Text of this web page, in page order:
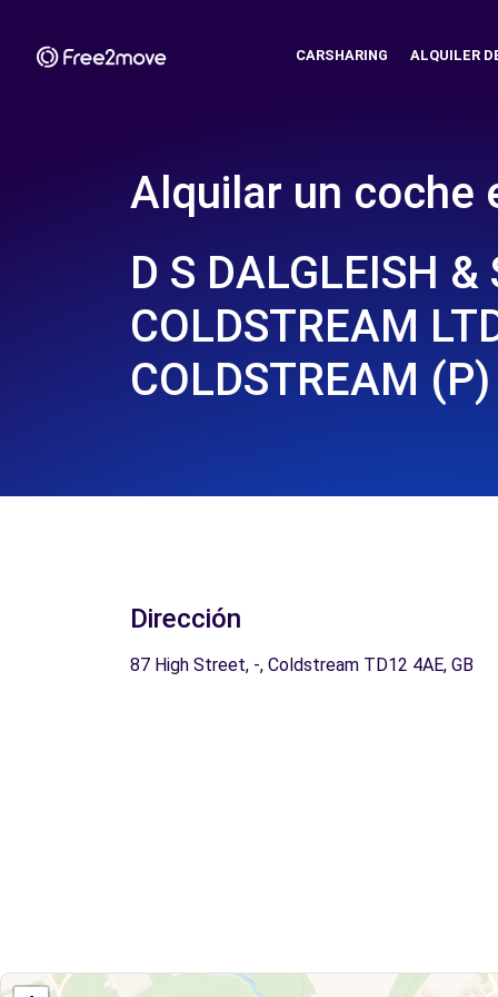
CARSHARING ALQUILER
Alquilar un coche
D S DALGLEISH &
COLDSTREAM
COLDSTREAM (P)
Dirección
87 High Street, -, Coldstream TD12 4AE, GB